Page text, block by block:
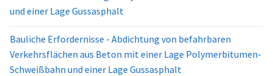
und einer Lage Gussasphalt
Bauliche Erfordernisse - Abdichtung von befahrbaren
Verkehrsflächen aus Beton mit einer Lage Polymerbitumen-
Schweißbahn und einer Lage Gussasphalt